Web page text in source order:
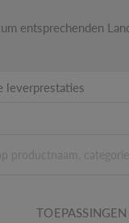
entsprechenden
leverprestaties
TOEPASSINGEN
bedrijfsmiddelen